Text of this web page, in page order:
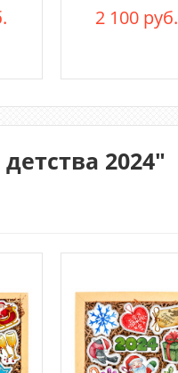
2 100 руб.
2024"